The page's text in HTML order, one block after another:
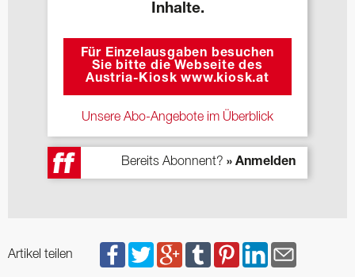
Inhalte.
Für Einzelausgaben besuchen
Sie bitte die Webseite des
Austria-Kiosk www.kiosk.at
Unsere Abo-Angebote im Überblick
Bereits Abonnent? » Anmelden
Artikel teilen